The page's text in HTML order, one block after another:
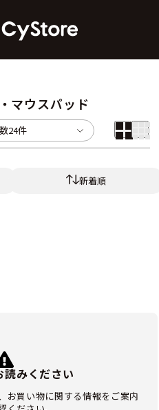
マウスパッド
24件
新着順
読みください
お買い物に関する情報をご案内